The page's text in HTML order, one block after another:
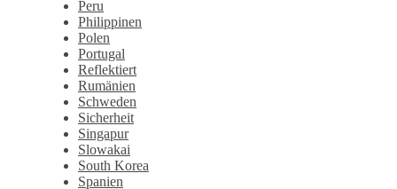
Peru
Philippinen
Polen
Portugal
Reflektiert
Rumänien
Schweden
Sicherheit
Singapur
Slowakai
South Korea
Spanien